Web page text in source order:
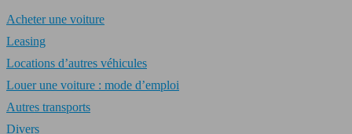
Acheter une voiture
Leasing
Locations d’autres véhicules
Louer une voiture : mode d’emploi
Autres transports
Divers